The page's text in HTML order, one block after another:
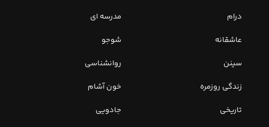
درام
مدرسه ای
عاشقانه
شوجو
سینن
روانشناسی
زندگی روزمره
خون آشام
تاریخی
جادویی